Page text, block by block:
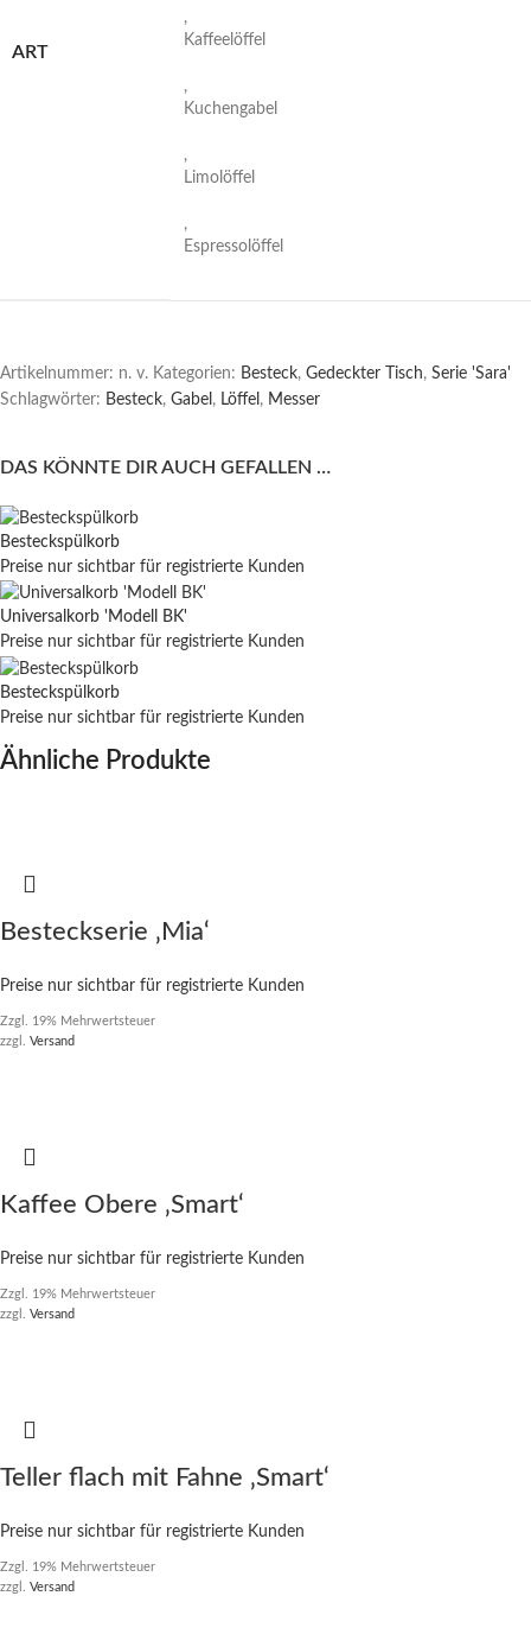
ART
,
Kaffeelöffel
,
Kuchengabel
,
Limolöffel
,
Espressolöffel
Artikelnummer: n. v. Kategorien: Besteck, Gedeckter Tisch, Serie 'Sara'
Schlagwörter: Besteck, Gabel , Löffel , Messer
DAS KÖNNTE DIR AUCH GEFALLEN …
Besteckspülkorb
Preise nur sichtbar für registrierte Kunden
Universalkorb 'Modell BK'
Preise nur sichtbar für registrierte Kunden
Besteckspülkorb
Preise nur sichtbar für registrierte Kunden
Ähnliche Produkte
Besteckserie ‚Mia‘
Preise nur sichtbar für registrierte Kunden
Zzgl. 19% Mehrwertsteuer
zzgl. Versand
Kaffee Obere ‚Smart‘
Preise nur sichtbar für registrierte Kunden
Zzgl. 19% Mehrwertsteuer
zzgl. Versand
Teller flach mit Fahne ‚Smart‘
Preise nur sichtbar für registrierte Kunden
Zzgl. 19% Mehrwertsteuer
zzgl. Versand